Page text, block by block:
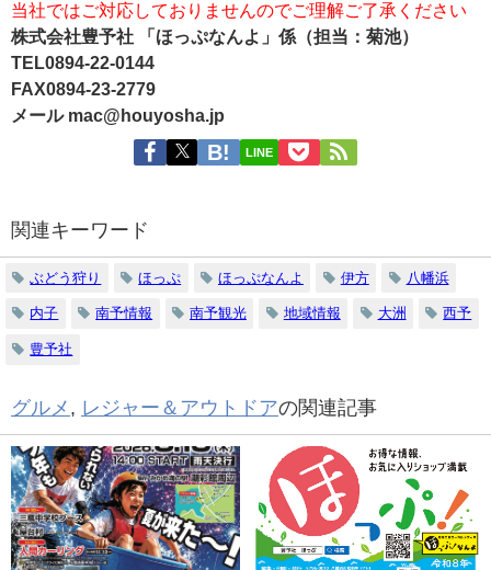
当社ではご対応しておりませんのでご理解ご了承ください
株式会社豊予社 「ほっぷなんよ」係（担当：菊池）
TEL0894-22-0144
FAX0894-23-2779
メール mac@houyosha.jp
LINE
関連キーワード
ぶどう狩り ほっぷ ほっぷなんよ 伊方 八幡浜
内子 南予情報 南予観光 地域情報 大洲 西予
豊予社
グルメ , レジャー＆アウトドアの関連記事